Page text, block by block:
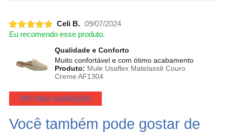
Celi B. 09/07/2024
Eu recomendo esse produto.
Qualidade e Conforto
Muito confortável e com ótimo acabamento
Produto: Mule Usaflex Matelassê Couro
Creme AF1304
Ver mais avaliações
Você também pode gostar de